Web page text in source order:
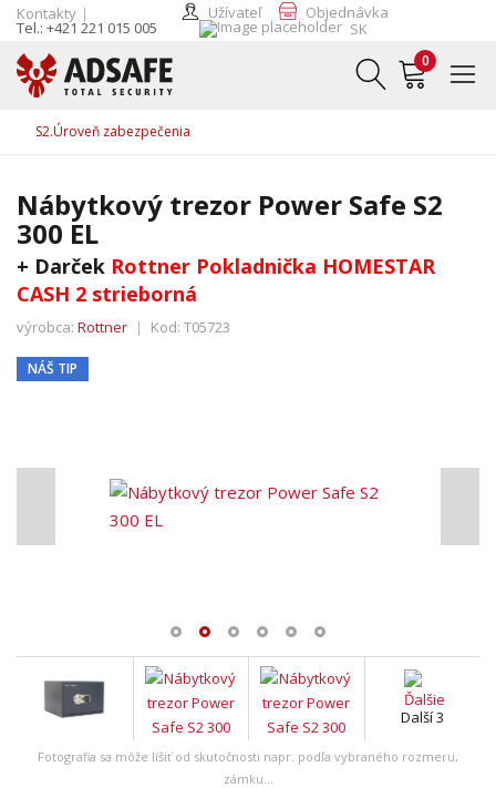
Kontakty
Tel.: +421 221 015 005
Užívateľ
Objednávka
SK
0
S2.Úroveň zabezpečenia
Nábytkový trezor Power Safe S2
300 EL
+ Darček Rottner Pokladnička HOMESTAR
CASH 2 strieborná
výrobca: Rottner Kod: T05723
NÁŠ TIP
Další 3
Fotografia sa môže líšiť od skutočnosti napr. podľa vybraného rozmeru,
zámku...